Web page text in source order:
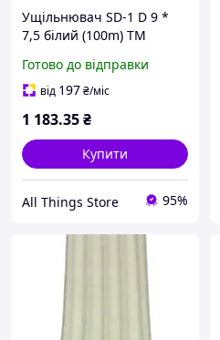
Ущільнювач SD-1 D 9 *
7,5 білий (100m) ТМ
Готово до відправки
від 197₴/міс
1 183.35₴
Купити
All Things Store 95%